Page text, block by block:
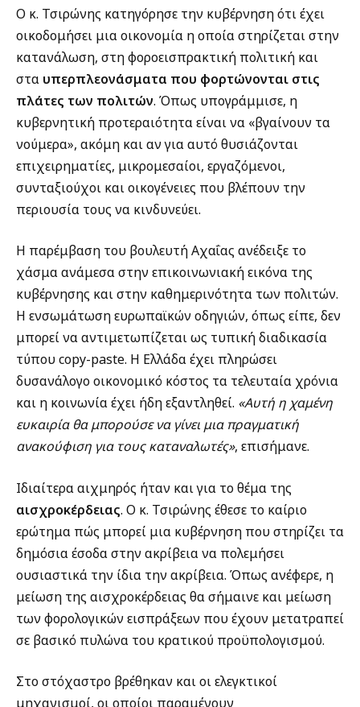
Ο κ. Τσιρώνης κατηγόρησε την κυβέρνηση ότι έχει
οικοδομήσει μια οικονομία η οποία στηρίζεται στην
κατανάλωση, στη φοροεισπρακτική πολιτική και
στα υπερπλεονάσματα που φορτώνονται στις
πλάτες των πολιτών. Όπως υπογράμμισε, η
κυβερνητική προτεραιότητα είναι να «βγαίνουν τα
νούμερα», ακόμη και αν για αυτό θυσιάζονται
επιχειρηματίες, μικρομεσαίοι, εργαζόμενοι,
συνταξιούχοι και οικογένειες που βλέπουν την
περιουσία τους να κινδυνεύει.
Η παρέμβαση του βουλευτή Αχαΐας ανέδειξε το
χάσμα ανάμεσα στην επικοινωνιακή εικόνα της
κυβέρνησης και στην καθημερινότητα των πολιτών.
Η ενσωμάτωση ευρωπαϊκών οδηγιών, όπως είπε, δεν
μπορεί να αντιμετωπίζεται ως τυπική διαδικασία
τύπου copy-paste. Η Ελλάδα έχει πληρώσει
δυσανάλογο οικονομικό κόστος τα τελευταία χρόνια
και η κοινωνία έχει ήδη εξαντληθεί. «Αυτή η χαμένη
ευκαιρία θα μπορούσε να γίνει μια πραγματική
ανακούφιση για τους καταναλωτές», επισήμανε.
Ιδιαίτερα αιχμηρός ήταν και για το θέμα της
αισχροκέρδειας. Ο κ. Τσιρώνης έθεσε το καίριο
ερώτημα πώς μπορεί μια κυβέρνηση που στηρίζει τα
δημόσια έσοδα στην ακρίβεια να πολεμήσει
ουσιαστικά την ίδια την ακρίβεια. Όπως ανέφερε, η
μείωση της αισχροκέρδειας θα σήμαινε και μείωση
των φορολογικών εισπράξεων που έχουν μετατραπεί
σε βασικό πυλώνα του κρατικού προϋπολογισμού.
Στο στόχαστρο βρέθηκαν και οι ελεγκτικοί
μηχανισμοί, οι οποίοι παραμένουν